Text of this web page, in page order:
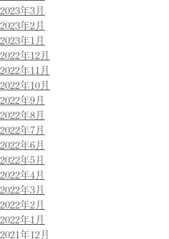
2023年3月
2023年2月
2023年1月
2022年12月
2022年11月
2022年10月
2022年9月
2022年8月
2022年7月
2022年6月
2022年5月
2022年4月
2022年3月
2022年2月
2022年1月
2021年12月